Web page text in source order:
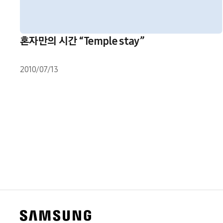
혼자만의 시간 “Temple stay”
2010/07/13